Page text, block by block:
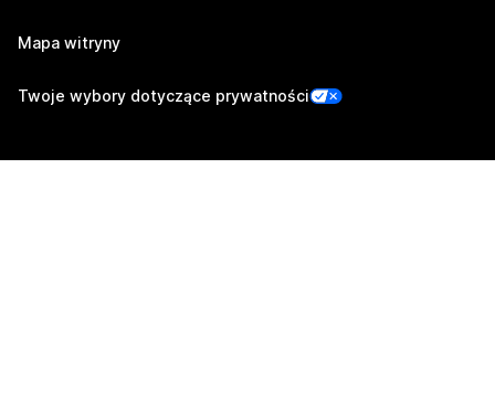
Mapa witryny
Twoje wybory dotyczące prywatności